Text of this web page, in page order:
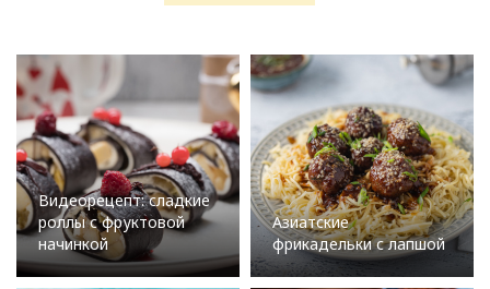
Видеорецепт: сладкие
роллы с фруктовой
начинкой
Азиатские
фрикадельки с лапшой